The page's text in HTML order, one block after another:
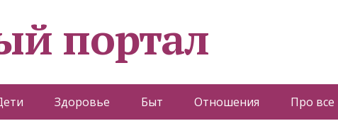
портал
Здоровье Быт Отношения Про все